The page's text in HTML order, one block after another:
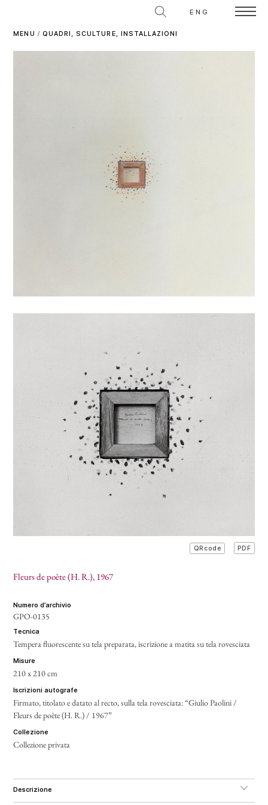
ENG
MENU / QUADRI, SCULTURE, INSTALLAZIONI
QRcode PDF
Fleurs de poète (H. R.), 1967
numero d’archivio
GPO-0135
tecnica
Tempera fluorescente su tela preparata, iscrizione a matita su tela rovesciata
misure
210 x 210 cm
iscrizioni autografe
Firmato, titolato e datato al recto, sulla tela rovesciata: “Giulio Paolini /
Fleurs de poète (H. R.) / 1967”
collezione
Collezione privata
descrizione